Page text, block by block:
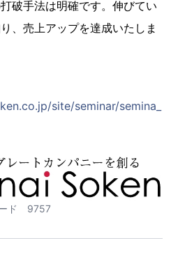
破手法は明確です。伸びてい
、売上アップを達成いたしま
site/seminar/semina_
ード 9757